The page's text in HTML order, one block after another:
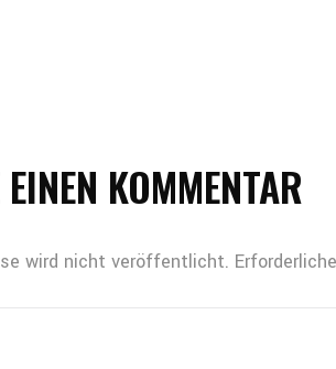
KOMMENTAR
wird nicht veröffentlicht.